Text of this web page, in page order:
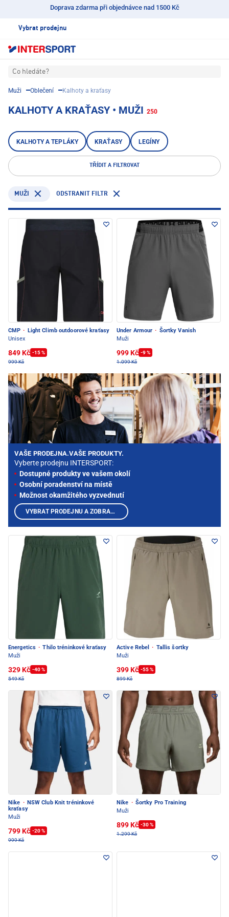
Doprava zdarma při objednávce nad 1500 Kč
Vybrat prodejnu
Co hledáte?
Muži Oblečení Kalhoty a kraťasy
KALHOTY A KRAŤASY • MUŽI 250
KALHOTY A TEPLÁKY KRAŤASY LEGÍNY
TŘÍDIT A FILTROVAT
MUŽI ODSTRANIT FILTR
CMP · Light Climb outdoorové kraťasy
Unisex
849 Kč -15 %
999 Kč
Under Armour · Šortky Vanish
Muži
999 Kč -9 %
1.099 Kč
Energetics · Thilo tréninkové kraťasy
Muži
329 Kč -40 %
549 Kč
Active Rebel · Tallis šortky
Muži
399 Kč -55 %
899 Kč
Nike · NSW Club Knit tréninkové
kraťasy
Muži
799 Kč -20 %
999 Kč
Nike · Šortky Pro Training
Muži
899 Kč -30 %
1.299 Kč
VAŠE PRODEJNA.VAŠE PRODUKTY.
Vyberte prodejnu INTERSPORT:
Dostupné produkty ve vašem okolí
Osobní poradenství na místě
Možnost okamžitého vyzvednutí
VYBRAT PRODEJNU A ZOBRAZIT PRODUKTY